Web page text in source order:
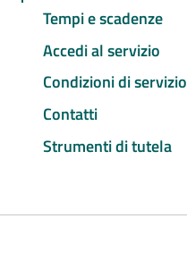
Tempi e scadenze
Accedi al servizio
Condizioni di servizio
Contatti
Strumenti di tutela